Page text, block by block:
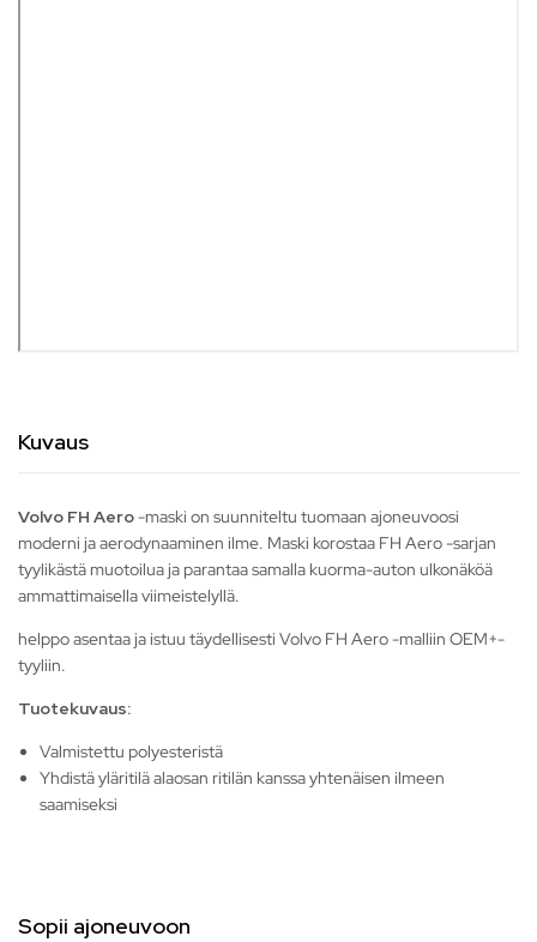
Kuvaus
Volvo FH Aero-maski on suunniteltu tuomaan ajoneuvoosi
moderni ja aerodynaaminen ilme. Maski korostaa FH Aero -sarjan
tyylikästä muotoilua ja parantaa samalla kuorma-auton ulkonäköä
ammattimaisella viimeistelyllä.
helppo asentaa ja istuu täydellisesti Volvo FH Aero -malliin OEM+-
tyyliin.
Tuotekuvaus:
Valmistettu polyesteristä
Yhdistä yläritilä alaosan ritilän kanssa yhtenäisen ilmeen
saamiseksi
Sopii ajoneuvoon